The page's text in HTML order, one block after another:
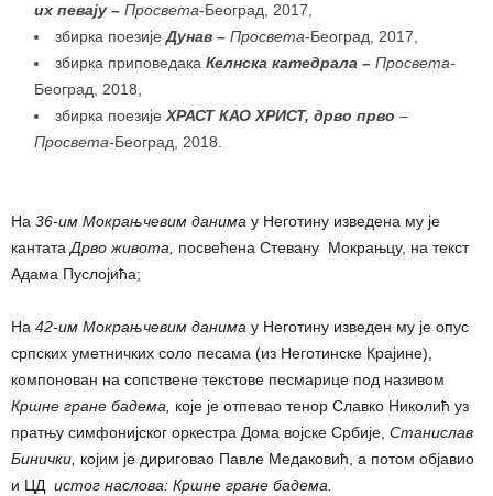
их певају – Просвета-Београд, 2017,
збирка поезијеДунав – Просвета-Београд, 2017,
збирка приповедака Келнска катедрала – Просвета-
Београд, 2018,
збирка поезијеХРАСТ КАО ХРИСТ, дрво прво –
Просвета-Београд, 2018.
На 36-им Мокрањчевим данима у Неготину изведена му је
кантатаДрво живота, посвећена Стевану Мокрањцу, на текст
Адама Пуслојића;
На 42-им Мокрањчевим данима у Неготину изведен му је опус
српских уметничких соло песама (из Неготинске Крајине),
компонован на сопствене текстове песмарице под називом
Кршне гране бадема, које је отпевао тенор Славко Николић уз
пратњу симфонијског оркестра Дома војске Србије, Станислав
Бинички, којим је дириговао Павле Медаковић, а потом објавио
и ЦДистог наслова: Кршне гране бадема.